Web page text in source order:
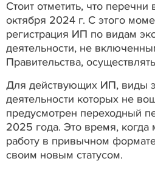
Стоит отметить, что перечни
октября 2024 г. С этого
регистрация ИП по видам
деятельности, не
Правительства,
Для действующих ИП, виды
деятельности которых не
предусмотрен переходный
2025 года. Это время,
работу в привычном
своим новым статусом.